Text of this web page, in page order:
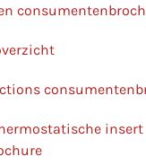
insert